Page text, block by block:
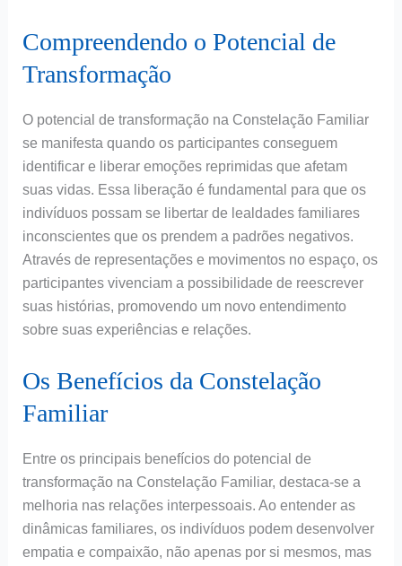
Compreendendo o Potencial de
Transformação
O potencial de transformação na Constelação Familiar
se manifesta quando os participantes conseguem
identificar e liberar emoções reprimidas que afetam
suas vidas. Essa liberação é fundamental para que os
indivíduos possam se libertar de lealdades familiares
inconscientes que os prendem a padrões negativos.
Através de representações e movimentos no espaço, os
participantes vivenciam a possibilidade de reescrever
suas histórias, promovendo um novo entendimento
sobre suas experiências e relações.
Os Benefícios da Constelação
Familiar
Entre os principais benefícios do potencial de
transformação na Constelação Familiar, destaca-se a
melhoria nas relações interpessoais. Ao entender as
dinâmicas familiares, os indivíduos podem desenvolver
empatia e compaixão, não apenas por si mesmos, mas